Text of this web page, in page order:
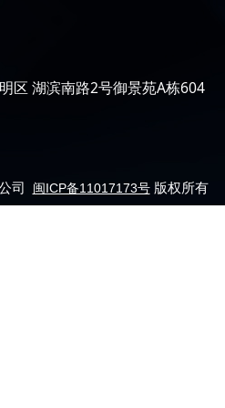
区 湖滨南路2号御景苑A栋604
司 闽ICP备11017173号版权所有